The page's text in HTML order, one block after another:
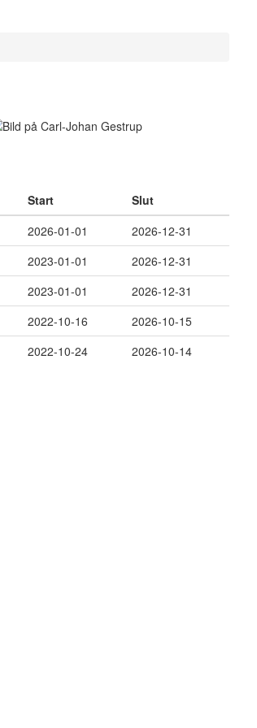
Start
Slut
2026-01-01
2026-12-31
2023-01-01
2026-12-31
2023-01-01
2026-12-31
2022-10-16
2026-10-15
2022-10-24 2026-10-14